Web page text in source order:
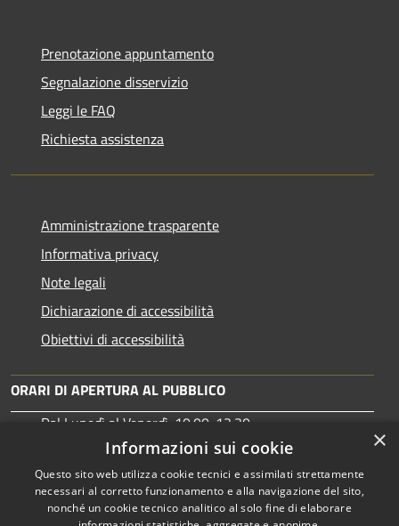
Prenotazione appuntamento
Segnalazione disservizio
Leggi le FAQ
Richiesta assistenza
Amministrazione trasparente
Informativa privacy
Note legali
Dichiarazione di accessibilità
Obiettivi di accessibilità
ORARI DI APERTURA AL PUBBLICO
Dal Lunedì al Venerdì: 10:00-13:30
Martedì: 15:30-17:00
×
Informazioni sui cookie
Questo sito web utilizza cookie tecnici e assimilati strettamente
necessari al corretto funzionamento e alla navigazione del sito,
nonché un cookie tecnico analitico al solo fine di elaborare